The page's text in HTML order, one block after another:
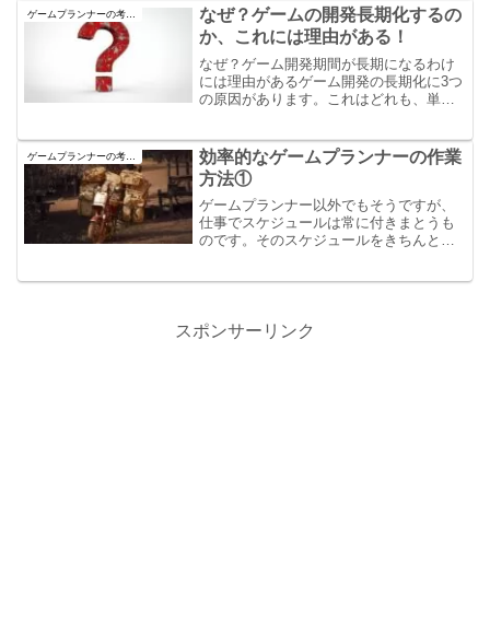
ることができるような変化を与えらるも
のを指します。考え方は、ものを絞って
それの見方を変えるということなのです
が、実際にこれはなかなか意識しないと
考えないことです。
ゲームプランナーの考え方
なぜ？ゲームの開発長期化するの
か、これには理由がある！
なぜ？ゲーム開発期間が長期になるわけ
には理由があるゲーム開発の長期化に3つ
の原因があります。これはどれも、単体
の３つの問題について今回は記事にして
みました。当たり前のような３つの問題
ですが、この3つの問題をどうにかしてク
リアしていかないとどんどん長期化だけ
が進んでいくでしょう。
効率的なゲームプランナーの作業
方法①
ゲームプランナー以外でもそうですが、
仕事でスケジュールは常に付きまとうも
のです。そのスケジュールをきちんとこ
スポンサーリンク